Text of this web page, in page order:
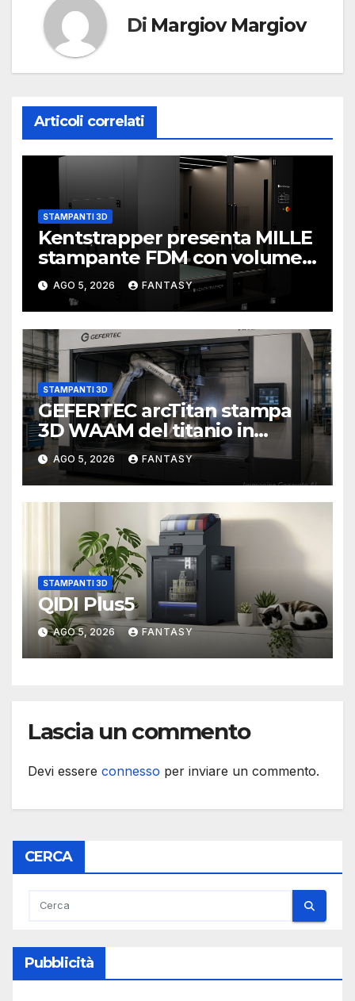
Di Margiov Margiov
Articoli correlati
STAMPANTI 3D
Kentstrapper presenta MILLE
stampante FDM con volume
di stampa da un metro cubo
AGO 5, 2026 FANTASY
STAMPANTI 3D
GEFERTEC arcTitan stampa
3D WAAM del titanio in
camera inerte
AGO 5, 2026 FANTASY
STAMPANTI 3D
QIDI Plus5
AGO 5, 2026 FANTASY
Lascia un commento
Devi essere connesso per inviare un commento.
CERCA
Pubblicità